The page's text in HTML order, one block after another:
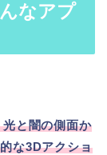
なアプ
と闇の側面か
な3Dアクショ